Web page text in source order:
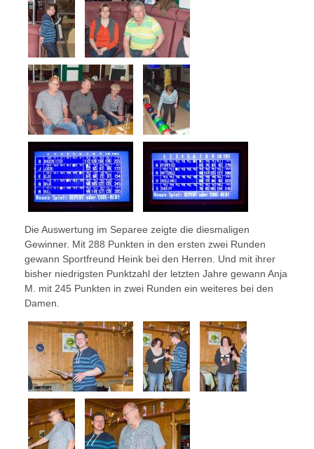
Die Auswertung im Separee zeigte die diesmaligen
Gewinner. Mit 288 Punkten in den ersten zwei Runden
gewann Sportfreund Heink bei den Herren. Und mit ihrer
bisher niedrigsten Punktzahl der letzten Jahre gewann Anja
M. mit 245 Punkten in zwei Runden ein weiteres bei den
Damen.